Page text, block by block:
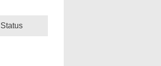
Status